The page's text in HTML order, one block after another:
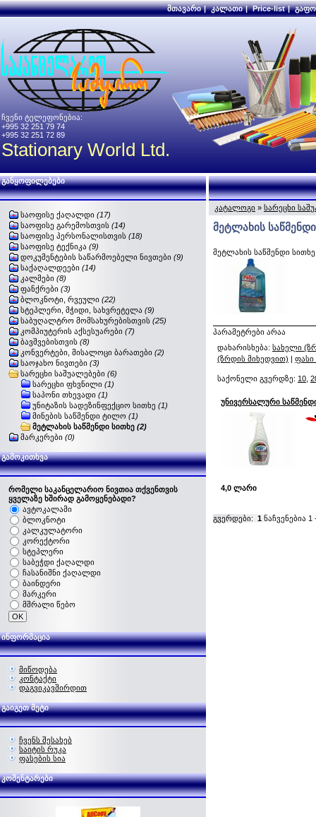
მთავარი | კალათი | Price-list |
ჩვენი ტელეფონებია:
+995 32 251 79 74
+995 32 251 72 89
Stationary World Ltd.
განყოფილებები
საოფისე ქაღალდი (17)
საოფისე გარემოსთვის (14)
საოფისე პერსონალისთვის (18)
საოფისე ტექნიკა (9)
დოკუმენტების საწარმოებელი ნივთები (9)
საქაღალდეები (14)
კალმები (8)
ფანქრები (3)
ბლოკნოტი, რვეული (22)
სტეპლერი, მჭიდი, სახვრეტელა (9)
საბუღალტრო მომსახურებისთვის (25)
კომპიუტერის აქსესუარები (7)
ბავშვებისთვის (8)
კონვერტები, მისალოცი ბარათები (2)
საოჯახო ნივთები (3)
სარეცხი საშუალებები (6)
სარეცხი ფხვნილი (1)
საპონი თხევადი (1)
უნიტაზის სადეზინფექციო სითხე (1)
მინების საწმენდი ტილო (1)
მეტლახის საწმენდი სითხე (2)
მარკერები (0)
გამოკითხვა
რომელი საკანცელარიო ნივთია თქვენთვის
ყველაზე ხშირად გამოყენებადი?
ავტოკალამი
ბლოკნოტი
კალკულატორი
კორექტორი
სტეპლერი
საბეჭდი ქაღალდი
ჩასანიშნი ქაღალდი
ბაინდერი
მარკერი
მშრალი წებო
ინფორმაცია
მიწოდება
კონტაქტი
დაგვიკავშირდით
გაიგეთ მეტი
ჩვენს შესახებ
საიტის რუკა
ფასების სია
კომენტარები
კატალოგი » სარეცხი
მეტლახის
მეტლახის საწმენდი სითხე
პარამეტრები არაა
დახარისხება: სახელი
(ზრდის მიხედვით) | ფასი
საქონელი გვერდზე: 10
უნივერსალური
4,0 ლარი
გვერდები: 1 ნაჩვენებია 1